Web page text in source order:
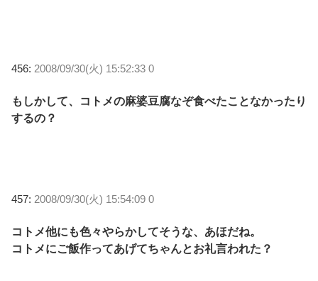
456: 2008/09/30(火) 15:52:33 0
もしかして、コトメの麻婆豆腐なぞ食べたことなかったり
するの？
457: 2008/09/30(火) 15:54:09 0
コトメ他にも色々やらかしてそうな、あほだね。
コトメにご飯作ってあげてちゃんとお礼言われた？